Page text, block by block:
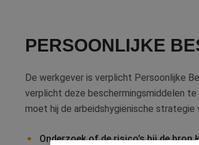
PERSOONLIJKE
De werkgever is verplicht Persoonlijke
verplicht deze beschermingsmiddelen
moet hij de arbeidshygiënische
Onderzoek of de risico’s bij de